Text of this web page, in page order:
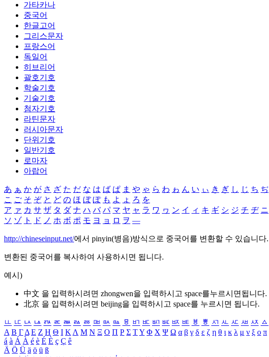
가타카나
중국어
한글고어
그리스문자
프랑스어
독일어
히브리어
괄호기호
학술기호
기술기호
첨자기호
라틴문자
러시아문자
단위기호
일반기호
로마자
아랍어
あ ぁ か が さ ざ た だ な は ば ぱ ま や ゃ ら わ ゎ ん い ぃ き ぎ し じ ち ぢ
こ ご そ ぞ と ど の ほ ぼ ぽ も よ ょ ろ を
ア ァ カ サ ザ タ ダ ナ ハ バ パ マ ヤ ャ ラ ワ ヮ ン イ ィ キ ギ シ ジ チ ヂ ニ
ソ ゾ ト ド ノ ホ ボ ポ モ ヨ ョ ロ ヲ ―
http://chineseinput.net/에서 pinyin(병음)방식으로 중국어를 변환할 수 있습니다.
변환된 중국어를 복사하여 사용하시면 됩니다.
예시)
中文 을 입력하시려면 zhongwen을 입력하시고 space를누르시면됩니다.
北京 을 입력하시려면 beijing을 입력하시고 space를 누르시면 됩니다.
ㅥ ㅦ ㅧ ㅨ ㅩ ㅪ ㅫ ㅬ ㅭ ㅮ ㅯ ㅰ ㅱ ㅲ ㅳ ㅴ ㅵ ㅶ ㅷ ㅸ ㅹ ㅺ ㅻ ㅼ ㅽ ㅾ ㅿ
Α Β ΓΔ Ε Ζ Η Θ Ι ΚΛ Μ Ν Ξ Ο Π Ρ Σ ΤΥ Φ Χ Ψ Ω α β γ δ ε ζ η θ ι κ λ μ ν ξ ο π
á à Á À é è É È ç Ç ê
Ä Ö Ü ä ö ü ß